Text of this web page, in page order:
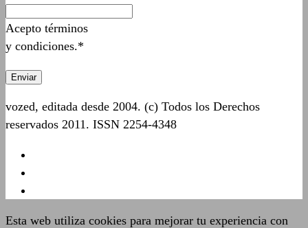
Acepto términos
y condiciones.*
vozed, editada desde 2004. (c) Todos los Derechos
reservados 2011. ISSN 2254-4348
Esta web utiliza cookies para mejorar tu experiencia con